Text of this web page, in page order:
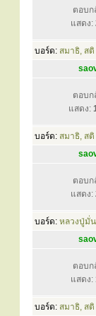
ตอบก
แสดง:
บอร์ด: สมาธิ, สติ
ตอบก
แสดง:
บอร์ด: สมาธิ, สติ
ตอบก
แสดง:
บอร์ด: หลวงปู่มั่
ตอบก
แสดง:
บอร์ด: สมาธิ, สติ